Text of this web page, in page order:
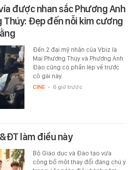
được nhan sắc Phương Anh
Thúy: Đẹp đến nỗi kim cương
Đến 2 đại mỹ nhân của Vbiz là
Mai Phương Thúy và Phương Anh
Đào cũng có phần lép vế trước
cô gái này.
CINE - 6 giờ trước
làm điều này
Bộ Giáo dục và Đào tạo vừa
công bố một thay đổi đáng chú ý